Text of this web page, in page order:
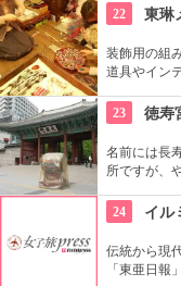
然に囲まれ
です。
22
装飾用の組
道具やイン
りなど製作
です。
23 徳寿
名前には長
所ですが、
のスタイル
っています。
24 イル
伝統から現
「東亜日報